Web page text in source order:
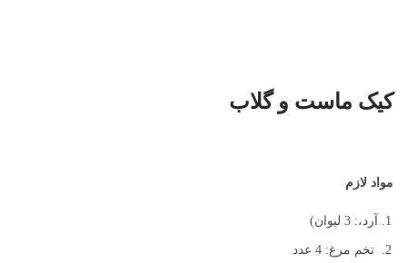
کیک ماست و گلاب
مواد لازم
آرد،: 3 لیوان)
تخم مرغ: 4 عدد